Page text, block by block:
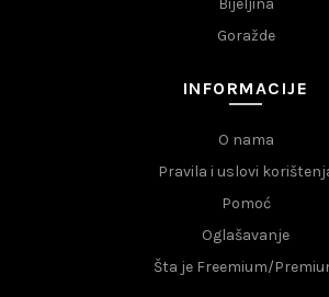
Bijeljina
Goražde
INFORMACIJE
O nama
Pravila i uslovi
Pomoć
Oglašavanje
Šta je Freemium/